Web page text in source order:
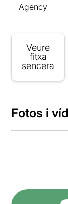
Agency
Veure
fitxa
sencera
Fotos i